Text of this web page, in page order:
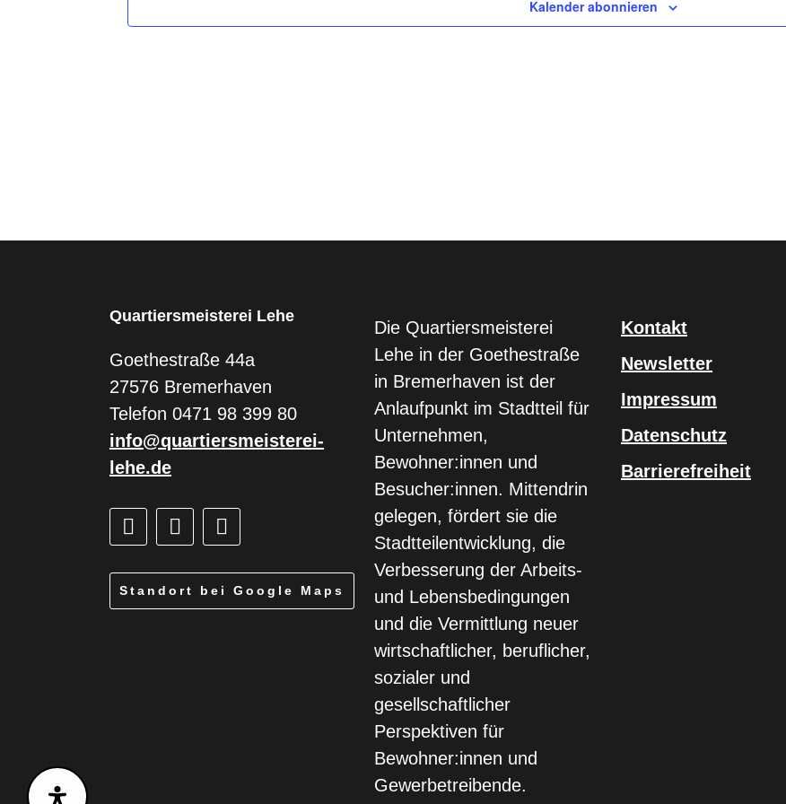
Kalender abonnieren
Quartiersmeisterei Lehe
Goethestraße 44a
27576 Bremerhaven
Telefon 0471 98 399 80
info@quartiersmeisterei-
lehe.de
Standort bei Google Maps
Die Quartiersmeisterei
Lehe in der Goethestraße
in Bremerhaven ist der
Anlaufpunkt im Stadtteil für
Unternehmen,
Bewohner:innen und
Besucher:innen. Mittendrin
gelegen, fördert sie die
Stadtteilentwicklung, die
Verbesserung der Arbeits-
und Lebensbedingungen
und die Vermittlung neuer
wirtschaftlicher, beruflicher,
sozialer und
gesellschaftlicher
Perspektiven für
Bewohner:innen und
Gewerbetreibende.
Kontakt
Newsletter
Impressum
Datenschutz
Barrierefreiheit